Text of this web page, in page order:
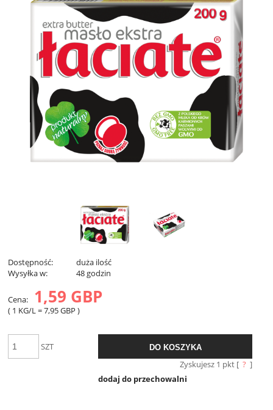
Dostępność:
duża ilość
Wysyłka w:
48 godzin
Cena: 1,59 GBP
( 1 KG/L=7,95 GBP )
SZT DO KOSZYKA
Zyskujesz 1 pkt [ ? ]
dodaj do przechowalni